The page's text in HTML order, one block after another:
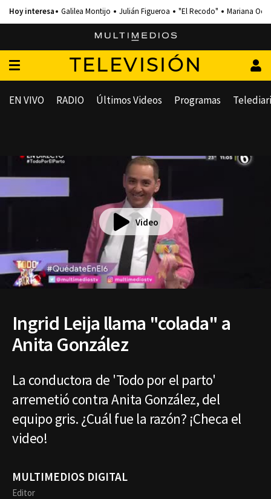
Galilea Montijo Julián Figueroa "El Recodo" Mariana
TELEVISIÓN
EN VIVO RADIO Últimos Videos Programas
Video
Ingrid Leija llama "colada" a
Anita González
La conductora de 'Todo por el parto'
arremetió contra Anita González, del
equipo gris. ¿Cuál fue la razón? ¡Checa el
video!
MULTIMEDIOS DIGITAL
Editor